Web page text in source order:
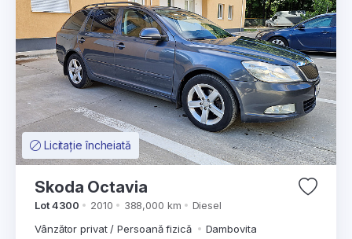
Licitație încheiată
Skoda Octavia
Lot 4300 2010 388,000 km
Diesel
Vânzător privat / Persoană fizică
Dambovita